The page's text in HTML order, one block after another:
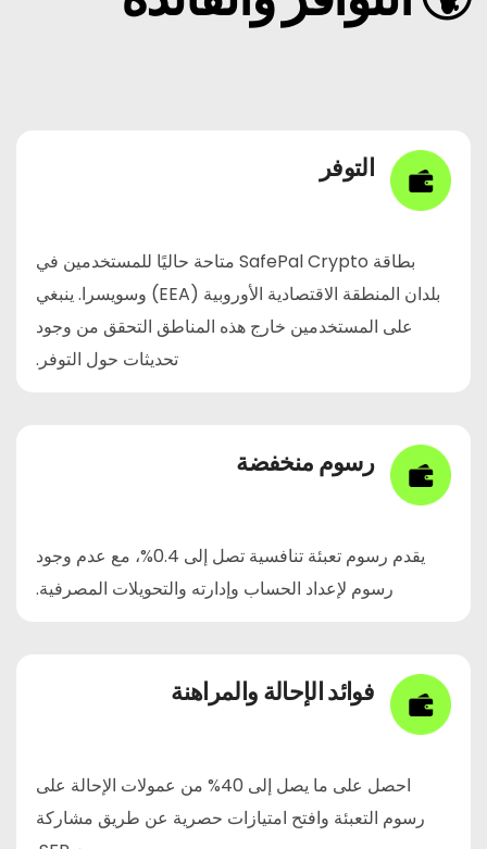
التوفر
بطاقة SafePal Crypto متاحة حاليًا للمستخدمين في
بلدان المنطقة الاقتصادية الأوروبية (EEA) وسويسرا.
ينبغي
على المستخدمين خارج هذه المناطق التحقق من وجود
تحديثات حول التوفر.
رسوم منخفضة
يقدم رسوم تعبئة تنافسية تصل إلى 0.4%، مع عدم وجود
رسوم لإعداد الحساب وإدارته والتحويلات المصرفية.
فوائد الإحالة والمراهنة
احصل على ما يصل إلى 40% من عمولات الإحالة على
رسوم التعبئة وافتح امتيازات حصرية عن طريق مشاركة